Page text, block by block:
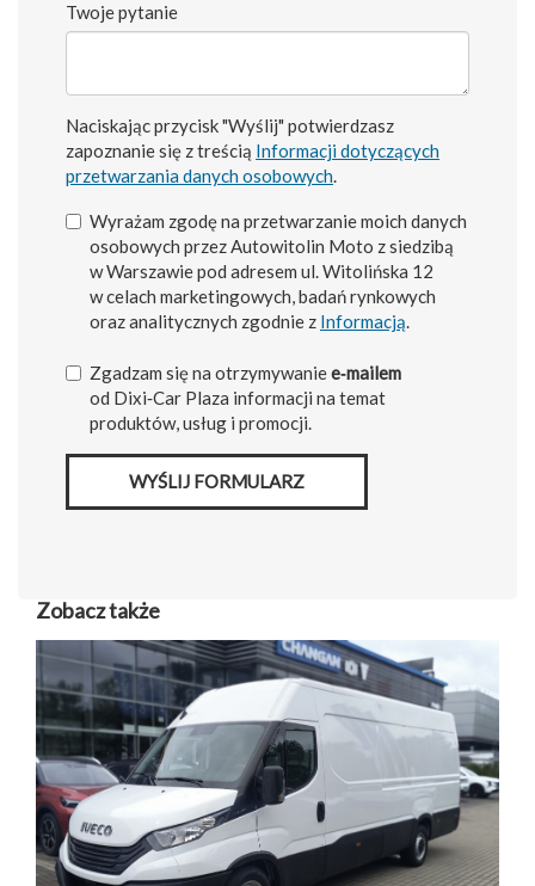
Twoje pytanie
Naciskając przycisk "Wyślij" potwierdzasz
zapoznanie się z treścią Informacji dotyczących
przetwarzania danych osobowych.
Wyrażam zgodę na przetwarzanie moich danych
osobowych przez Autowitolin Moto z siedzibą
w Warszawie pod adresem ul. Witolińska 12
w celach marketingowych, badań rynkowych
oraz analitycznych zgodnie z Informacją.
Zgadzam się na otrzymywaniee‑mailem
od Dixi‑Car Plaza informacji na temat
produktów, usług i promocji.
WYŚLIJ FORMULARZ
Zobacz także